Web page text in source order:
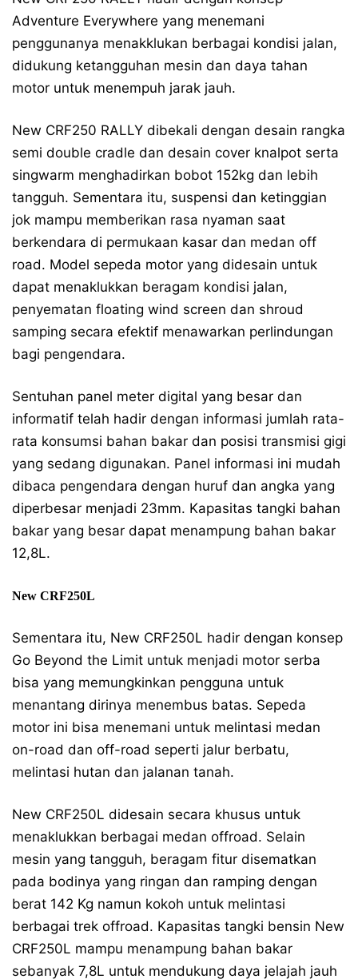
Adventure Everywhere yang menemani
penggunanya menakklukan berbagai kondisi jalan,
didukung ketangguhan mesin dan daya tahan
motor untuk menempuh jarak jauh.
New CRF250 RALLY dibekali dengan desain rangka
semi double cradle dan desain cover knalpot serta
singwarm menghadirkan bobot 152kg dan lebih
tangguh. Sementara itu, suspensi dan ketinggian
jok mampu memberikan rasa nyaman saat
berkendara di permukaan kasar dan medan off
road. Model sepeda motor yang didesain untuk
dapat menaklukkan beragam kondisi jalan,
penyematan floating wind screen dan shroud
samping secara efektif menawarkan perlindungan
bagi pengendara.
Sentuhan panel meter digital yang besar dan
informatif telah hadir dengan informasi jumlah rata-
rata konsumsi bahan bakar dan posisi transmisi gigi
yang sedang digunakan. Panel informasi ini mudah
dibaca pengendara dengan huruf dan angka yang
diperbesar menjadi 23mm. Kapasitas tangki bahan
bakar yang besar dapat menampung bahan bakar
12,8L.
New CRF250L
Sementara itu, New CRF250L hadir dengan konsep
Go Beyond the Limit untuk menjadi motor serba
bisa yang memungkinkan pengguna untuk
menantang dirinya menembus batas. Sepeda
motor ini bisa menemani untuk melintasi medan
on-road dan off-road seperti jalur berbatu,
melintasi hutan dan jalanan tanah.
New CRF250L didesain secara khusus untuk
menaklukkan berbagai medan offroad. Selain
mesin yang tangguh, beragam fitur disematkan
pada bodinya yang ringan dan ramping dengan
berat 142 Kg namun kokoh untuk melintasi
berbagai trek offroad. Kapasitas tangki bensin New
CRF250L mampu menampung bahan bakar
sebanyak 7,8L untuk mendukung daya jelajah jauh